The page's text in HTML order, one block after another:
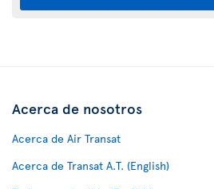
Acerca de nosotros
Acerca de Air Transat
Acerca de Transat A.T. (English)